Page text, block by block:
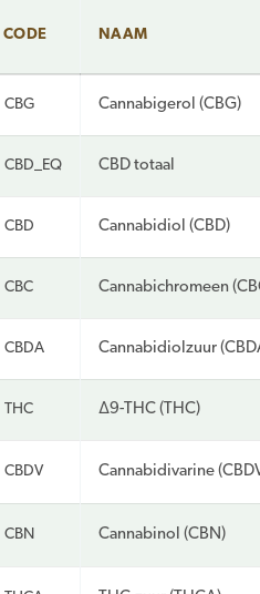
CODE NAAM
CBG Cannabigerol (CBG)
CBD_EQ CBD totaal
CBD Cannabidiol (CBD)
CBC Cannabichromeen
CBDA Cannabidiolzuur
THC Δ9-THC (THC)
CBDV Cannabidivarine
CBN Cannabinol (CBN)